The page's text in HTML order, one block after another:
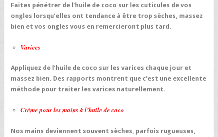
Faites pénétrer de l’huile de coco sur les cuticules de vos
ongles lorsqu’elles ont tendance à être trop sèches, massez
bien et vos ongles vous en remercieront plus tard.
Varices
Appliquez de l’huile de coco sur les varices chaque jour et
massez bien. Des rapports montrent que c’est une excellente
méthode pour traiter les varices naturellement.
Crème pour les mains à l’huile de coco
Nos mains deviennent souvent sèches, parfois rugueuses,